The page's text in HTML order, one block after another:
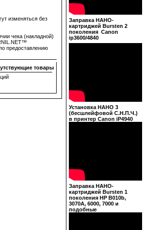
изменяться без
чека (накладной)
предоставлению
товары
Заправка НАНО-
картриджей Bursten 2
поколения Canon
ip3600/4840
Установка НАНО 3
(бесшлейфовой С.Н.П.Ч.)
в принтер Canon iP4940
Заправка НАНО-
картриджей Bursten 1
поколения HP B010b,
3070A, 6000, 7000 и
подобные